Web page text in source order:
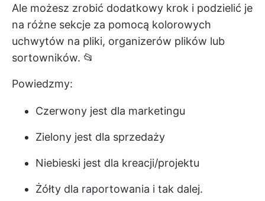
Ale możesz zrobić dodatkowy krok i podzielić je
na różne sekcje za pomocą kolorowych
uchwytów na pliki, organizerów plików lub
sortowników. 📂
Powiedzmy:
Czerwony jest dla marketingu
Zielony jest dla sprzedaży
Niebieski jest dla kreacji/projektu
Żółty dla raportowania i tak dalej.